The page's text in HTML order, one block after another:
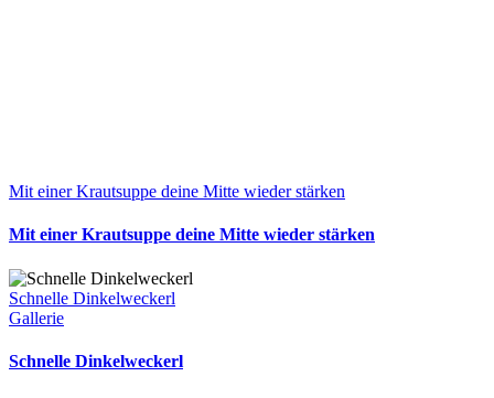
Mit einer Krautsuppe deine Mitte wieder stärken
Mit einer Krautsuppe deine Mitte wieder stärken
Schnelle Dinkelweckerl
Gallerie
Schnelle Dinkelweckerl